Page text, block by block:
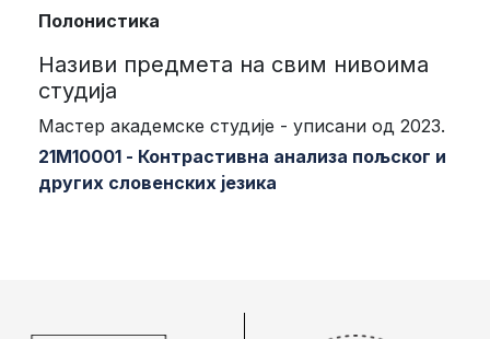
Полонистика
Називи предмета на свим нивоима
студија
Мастер академске студије - уписани од 2023.
21М10001 - Контрастивна анализа пољског и
других словенских језика